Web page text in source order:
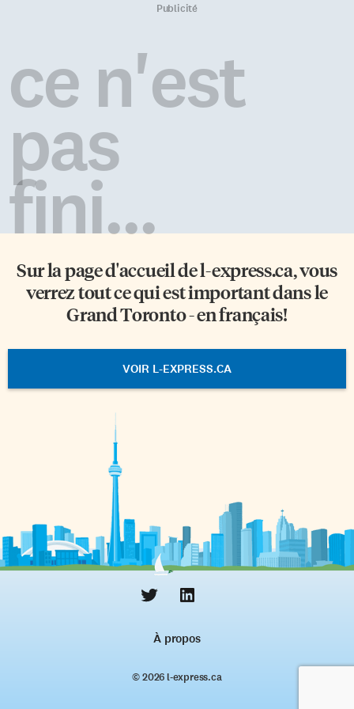
d’administration Aucune
mention n’a été faite du départ
de René C. Viau de la vice-
histoire, une carrière Corneille
1993, il intègre un groupe de
RnB qui remporte le concours
Découverte 1993 à la télévision
Publicité
ce n'est
pas
fini...
Sur la page d'accueil del-express.ca, vous
verrez tout ce qui est important dans le
Grand Toronto - en français!
VOIR L-EXPRESS.CA
À propos
© 2026 l‑express.ca